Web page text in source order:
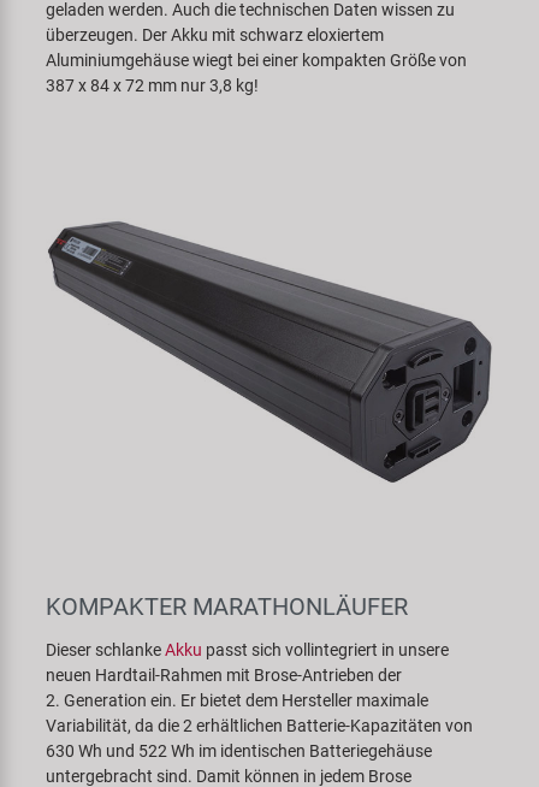
geladen werden. Auch die technischen Daten wissen zu
überzeugen. Der Akku mit schwarz eloxiertem
Aluminiumgehäuse wiegt bei einer kompakten Größe von
387 x 84 x 72 mm nur 3,8 kg!
KOMPAKTER MARATHONLÄUFER
Dieser schlankeAkku passt sich vollintegriert in unsere
neuen Hardtail-Rahmen mit Brose-Antrieben der
2. Generation ein. Er bietet dem Hersteller maximale
Variabilität, da die 2 erhältlichen Batterie-Kapazitäten von
630 Wh und 522 Wh im identischen Batteriegehäuse
untergebracht sind. Damit können in jedem Brose